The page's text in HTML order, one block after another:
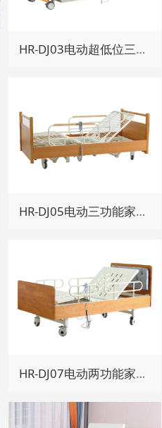
HR-DJ03电动超低位三功能家居床
HR-DJ05电动三功能家居床
HR-DJ07电动两功能家居床